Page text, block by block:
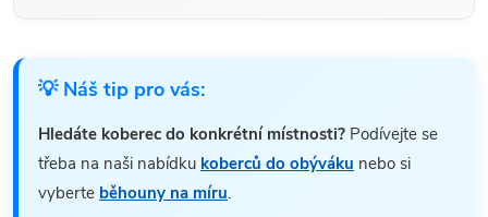
💡 Náš tip pro vás:
Hledáte koberec do konkrétní místnosti? Podívejte se
třeba na naši nabídku koberců do obýváku nebo si
vyberte běhouny na míru.